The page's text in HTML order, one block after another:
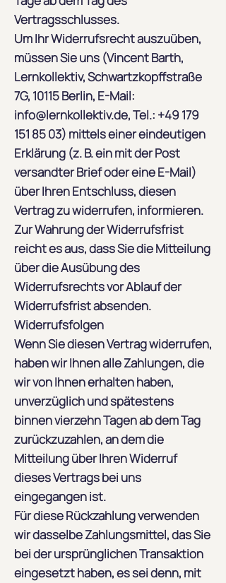
Vertragsschlusses.
Um Ihr Widerrufsrecht auszuüben,
müssen Sie uns (Vincent Barth,
Lernkollektiv, Schwartzkopffstraße
7G, 10115 Berlin, E-Mail:
info@lernkollektiv.de, Tel.: +49 179
151 85 03) mittels einer eindeutigen
Erklärung (z. B. ein mit der Post
versandter Brief oder eine E-Mail)
über Ihren Entschluss, diesen
Vertrag zu widerrufen, informieren.
Zur Wahrung der Widerrufsfrist
reicht es aus, dass Sie die Mitteilung
über die Ausübung des
Widerrufsrechts vor Ablauf der
Widerrufsfrist absenden.
Widerrufsfolgen
Wenn Sie diesen Vertrag widerrufen,
haben wir Ihnen alle Zahlungen, die
wir von Ihnen erhalten haben,
unverzüglich und spätestens
binnen vierzehn Tagen ab dem Tag
zurückzuzahlen, an dem die
Mitteilung über Ihren Widerruf
dieses Vertrags bei uns
eingegangen ist.
Für diese Rückzahlung verwenden
wir dasselbe Zahlungsmittel, das Sie
bei der ursprünglichen Transaktion
eingesetzt haben, es sei denn, mit